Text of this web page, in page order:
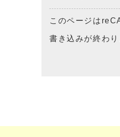
このページは
書き込みが終わ